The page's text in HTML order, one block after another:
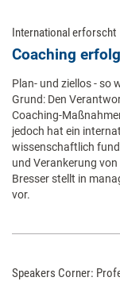
International erforscht
Coaching
Plan- und ziellos - so
Grund: Den
Coaching-
jedoch hat ein
wissenschaftlich
und Verankerung
Bresser stellt in
vor.
Speakers Corner: